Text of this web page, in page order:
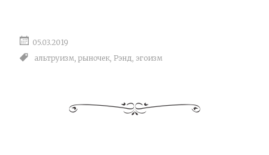
05.03.2019
альтруизм рыночек Рэнд эгоизм